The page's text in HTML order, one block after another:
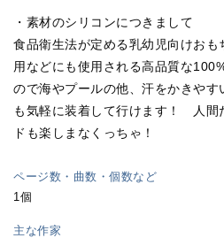
・素材のシリコンにつきまして
食品衛生法が定める乳幼児向けおも
用などにも使用される高品質な
ので海やプールの他、汗をかきやす
も気軽に装着して行けます！ 人間
ドも楽しまなくっちゃ！
ページ数・曲数・個数など
1個
主な作家